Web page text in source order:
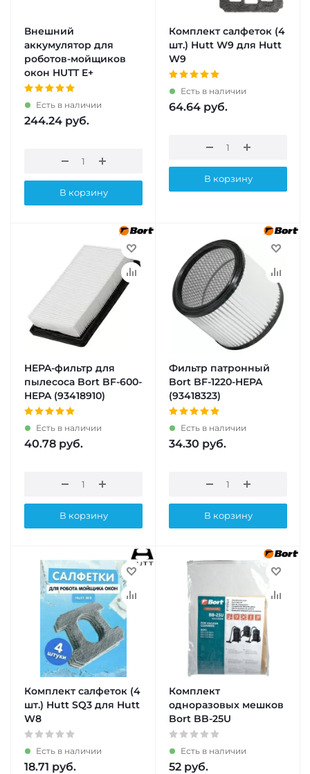
Внешний
аккумулятор для
роботов-мойщиков
окон HUTT E+
Есть в наличии
244.24 руб.
В корзину
Комплект салфеток (4
шт.) Hutt W9 для Hutt
W9
Есть в наличии
64.64 руб.
В корзину
HEPA-фильтр для
пылесоса Bort BF-600-
HEPA (93418910)
Есть в наличии
40.78 руб.
В корзину
Фильтр патронный
Bort BF-1220-HEPA
(93418323)
Есть в наличии
34.30 руб.
В корзину
Комплект салфеток (4
шт.) Hutt SQ3 для Hutt
W8
Есть в наличии
18.71 руб.
Комплект
одноразовых мешков
Bort BB-25U
Есть в наличии
52 руб.